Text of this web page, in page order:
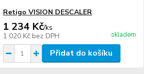
Retigo VISION DESCALER
1 234 Kč/ks
1 020 Kč bez DPH skladem
Přidat do košíku